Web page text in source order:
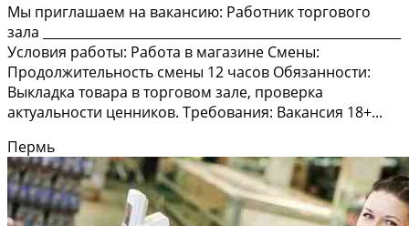
Мы приглашаем на вакансию: Работник торгового
зала ________________________________________________________
Условия работы: Работа в магазине Смены:
Продолжительность смены 12 часов Обязанности:
Выкладка товара в торговом зале, проверка
актуальности ценников. Требования: Вакансия 18+...
Пермь